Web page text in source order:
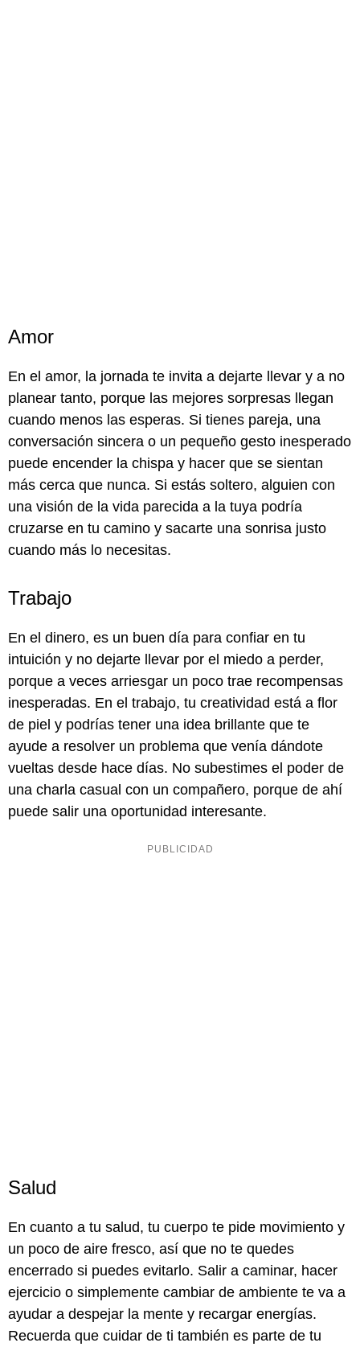
Amor
En el amor, la jornada te invita a dejarte llevar y a no
planear tanto, porque las mejores sorpresas llegan
cuando menos las esperas. Si tienes pareja, una
conversación sincera o un pequeño gesto inesperado
puede encender la chispa y hacer que se sientan
más cerca que nunca. Si estás soltero, alguien con
una visión de la vida parecida a la tuya podría
cruzarse en tu camino y sacarte una sonrisa justo
cuando más lo necesitas.
Trabajo
En el dinero, es un buen día para confiar en tu
intuición y no dejarte llevar por el miedo a perder,
porque a veces arriesgar un poco trae recompensas
inesperadas. En el trabajo, tu creatividad está a flor
de piel y podrías tener una idea brillante que te
ayude a resolver un problema que venía dándote
vueltas desde hace días. No subestimes el poder de
una charla casual con un compañero, porque de ahí
puede salir una oportunidad interesante.
Salud
En cuanto a tu salud, tu cuerpo te pide movimiento y
un poco de aire fresco, así que no te quedes
encerrado si puedes evitarlo. Salir a caminar, hacer
ejercicio o simplemente cambiar de ambiente te va a
ayudar a despejar la mente y recargar energías.
Recuerda que cuidar de ti también es parte de tu